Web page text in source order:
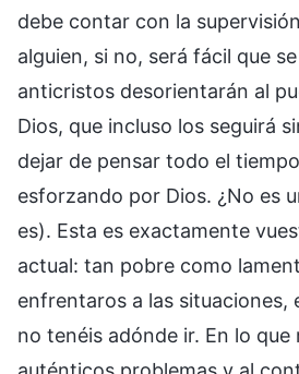
debe contar con la
alguien, si no, será fácil que
anticristos desorientarán al
Dios, que incluso los seguirá
dejar de pensar todo el
esforzando por Dios. ¿No es
es). Esta es exactamente
actual: tan pobre como
enfrentaros a las situaciones,
no tenéis adónde ir. En lo que